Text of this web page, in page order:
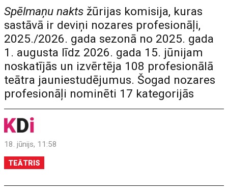
Spēlmaņu nakts žūrijas komisija, kuras
sastāvā ir deviņi nozares profesionāļi,
2025./2026. gada sezonā no 2025. gada
1. augusta līdz 2026. gada 15. jūnijam
noskatījās un izvērtēja 108 profesionālā
teātra jauniestudējumus. Šogad nozares
profesionāļi nominēti 17 kategorijās
18. jūnijs, 11:58
TEĀTRIS